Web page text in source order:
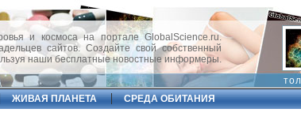
и космоса на портале GlobalScience.ru.
сайтов. Создайте свой собственный
наши бесплатные новостные информеры.
ЖИВАЯ ПЛАНЕТА СРЕДА ОБИТАНИЯ